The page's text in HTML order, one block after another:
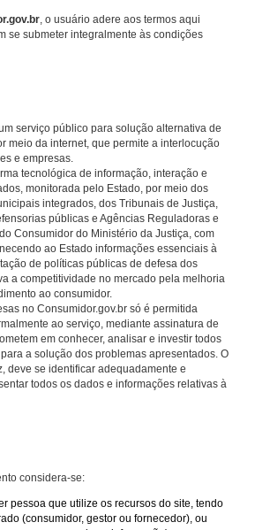
, o usuário adere aos termos aqui
se submeter integralmente às condições
serviço público para solução alternativa de
meio da internet, que permite a interlocução
e empresas.
tecnológica de informação, interação e
monitorada pelo Estado, por meio dos
integrados, dos Tribunais de Justiça,
públicas e Agências Reguladoras e
Consumidor do Ministério da Justiça, com
ao Estado informações essenciais à
de políticas públicas de defesa dos
a competitividade no mercado pela melhoria
ao consumidor.
no Consumidor.gov.br só é permitida
ao serviço, mediante assinatura de
em conhecer, analisar e investir todos
a solução dos problemas apresentados. O
deve se identificar adequadamente e
todos os dados e informações relativas à
considera-se:
pessoa que utilize os recursos do site, tendo
(consumidor, gestor ou fornecedor), ou